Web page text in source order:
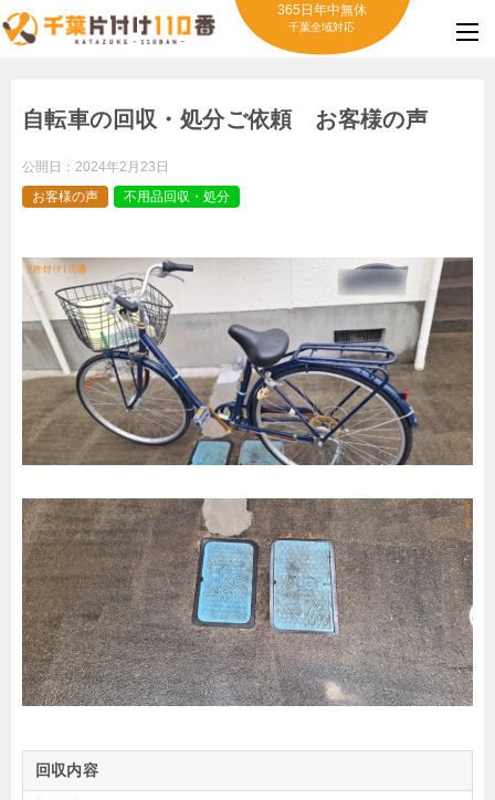
365日年中無休
千葉全域対応
自転車の回収・処分ご依頼 お客様の声
公開日： 2024年2月23日
お客様の声
不用品回収・処分
回収内容